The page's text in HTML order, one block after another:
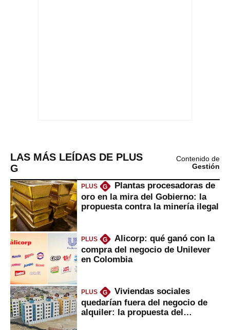
LAS MÁS LEÍDAS DE PLUS
G
Contenido de
Gestión
PLUS G
Plantas procesadoras de
oro en la mira del Gobierno: la
propuesta contra la minería ilegal
PLUS G
Alicorp: qué ganó con la
compra del negocio de Unilever
en Colombia
PLUS G
Viviendas sociales
quedarían fuera del negocio de
alquiler: la propuesta del